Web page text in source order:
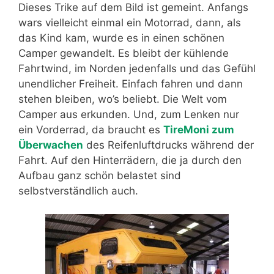
Dieses Trike auf dem Bild ist gemeint. Anfangs
wars vielleicht einmal ein Motorrad, dann, als
das Kind kam, wurde es in einen schönen
Camper gewandelt. Es bleibt der kühlende
Fahrtwind, im Norden jedenfalls und das Gefühl
unendlicher Freiheit. Einfach fahren und dann
stehen bleiben, wo’s beliebt. Die Welt vom
Camper aus erkunden. Und, zum Lenken nur
ein Vorderrad, da braucht es TireMoni zum
Überwachen des Reifenluftdrucks während der
Fahrt. Auf den Hinterrädern, die ja durch den
Aufbau ganz schön belastet sind
selbstverständlich auch.